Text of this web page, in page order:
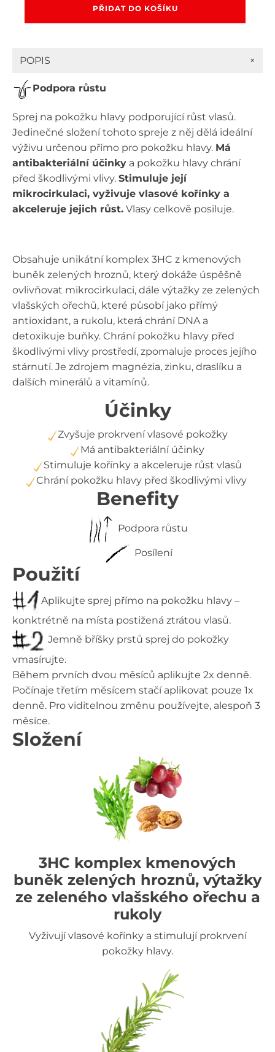
Podporující
PŘIDAT DO KOŠÍKU
POPIS +
Podpora růstu
Sprej na pokožku hlavy podporující růst vlasů.
Jedinečné složení tohoto spreje z něj dělá ideální
výživu určenou přímo pro pokožku hlavy. Má
antibakteriální účinky a pokožku hlavy chrání
před škodlivými vlivy. Stimuluje její
mikrocirkulaci, vyživuje vlasové kořínky a
akceleruje jejich růst. Vlasy celkově posiluje.
Obsahuje unikátní komplex 3HC z kmenových
buněk zelených hroznů, který dokáže úspěšně
ovlivňovat mikrocirkulaci, dále výtažky ze zelených
vlašských ořechů, které působí jako přímý
antioxidant, a rukolu, která chrání DNA a
detoxikuje buňky. Chrání pokožku hlavy před
škodlivými vlivy prostředí, zpomaluje proces jejího
stárnutí. Je zdrojem magnézia, zinku, draslíku a
dalších minerálů a vitamínů.
Účinky
Zvyšuje prokrvení vlasové pokožky
Má antibakteriální účinky
Stimuluje kořínky a akceleruje růst vlasů
Chrání pokožku hlavy před škodlivými vlivy
Benefity
Podpora růstu
Posílení
Použití
Aplikujte sprej přímo na pokožku hlavy –
konktrétně na místa postižená ztrátou vlasů.
Jemně bříšky prstů sprej do pokožky
vmasírujte.
Během prvních dvou měsíců aplikujte 2x denně.
Počínaje třetím měsícem stačí aplikovat pouze 1x
denně. Pro viditelnou změnu používejte, alespoň 3
měsíce.
Složení
3HC komplex kmenových
buněk zelených hroznů, výtažky
ze zeleného vlašského ořechu a
rukoly
Vyživují vlasové kořínky a stimulují prokrvení
pokožky hlavy.